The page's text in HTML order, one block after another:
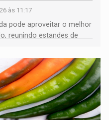
às 11:17
pode aproveitar o melhor
reunindo estandes de